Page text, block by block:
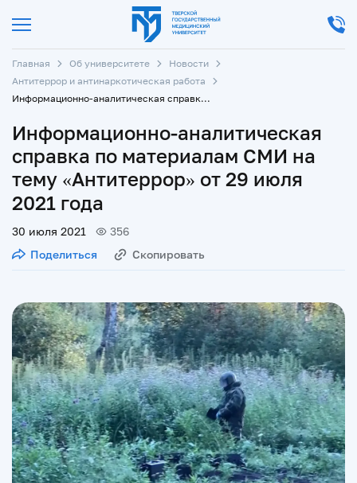
Главная Об университете
Новости
Антитеррор и антинаркотическая работа
Информационно-аналитическая справка по материалам СМИ на тему «Антитеррор» от 29 июля 2021 года
Информационно-аналитическая
справка по материалам СМИ на
тему «Антитеррор» от 29 июля
2021 года
30 июля 2021
356
Поделиться
Скопировать